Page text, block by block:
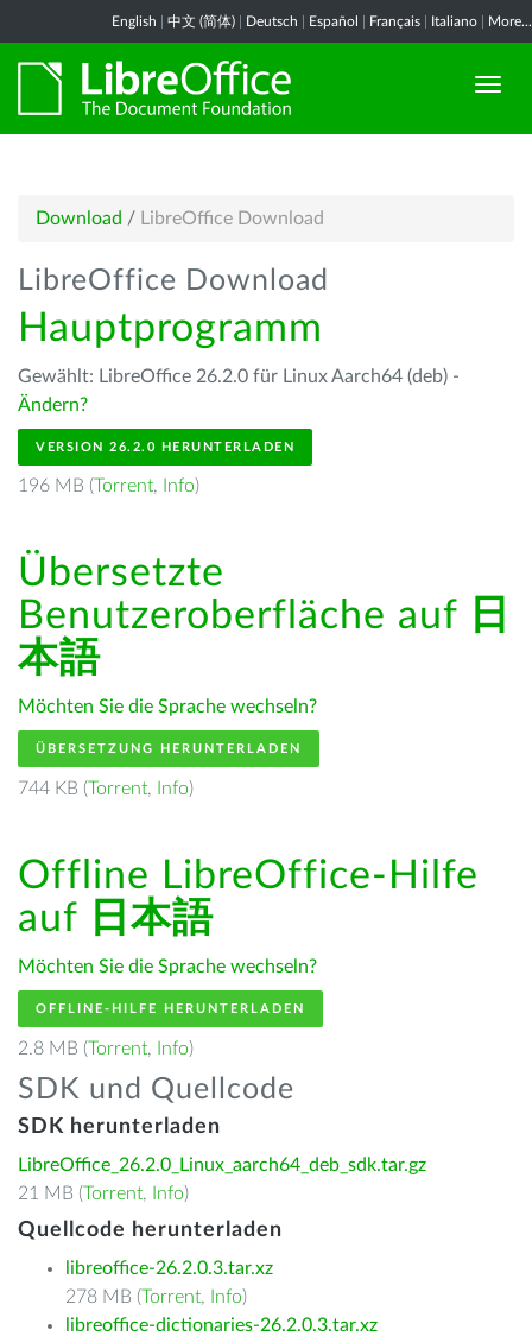
English 中文 (简体) Deutsch Español Français Italiano More...
Download / LibreOffice Download
LibreOffice Download
Hauptprogramm
Gewählt: LibreOffice 26.2.0 für Linux Aarch64 (deb) -
Ändern?
VERSION 26.2.0 HERUNTERLADEN
196 MB (Torrent, Info)
Übersetzte
Benutzeroberfläche auf 日
本語
Möchten Sie die Sprache wechseln?
ÜBERSETZUNG HERUNTERLADEN
744 KB (Torrent, Info)
Offline LibreOffice-Hilfe
auf 日本語
Möchten Sie die Sprache wechseln?
OFFLINE-HILFE HERUNTERLADEN
2.8 MB (Torrent, Info)
SDK und Quellcode
SDK herunterladen
LibreOffice_26.2.0_Linux_aarch64_deb_sdk.tar.gz
21 MB (Torrent, Info)
Quellcode herunterladen
libreoffice-26.2.0.3.tar.xz
278 MB (Torrent, Info)
libreoffice-dictionaries-26.2.0.3.tar.xz